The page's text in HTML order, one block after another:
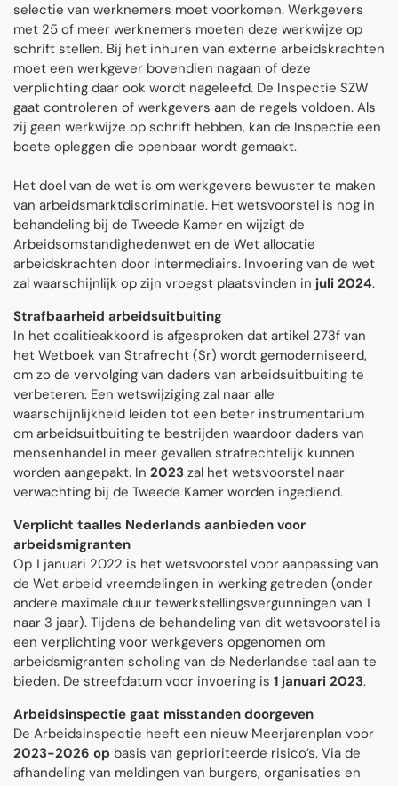
selectie van werknemers moet voorkomen. Werkgevers
met 25 of meer werknemers moeten deze werkwijze op
schrift stellen. Bij het inhuren van externe arbeidskrachten
moet een werkgever bovendien nagaan of deze
verplichting daar ook wordt nageleefd. De Inspectie SZW
gaat controleren of werkgevers aan de regels voldoen. Als
zij geen werkwijze op schrift hebben, kan de Inspectie een
boete opleggen die openbaar wordt gemaakt.
Het doel van de wet is om werkgevers bewuster te maken
van arbeidsmarktdiscriminatie. Het wetsvoorstel is nog in
behandeling bij de Tweede Kamer en wijzigt de
Arbeidsomstandighedenwet en de Wet allocatie
arbeidskrachten door intermediairs. Invoering van de wet
zal waarschijnlijk op zijn vroegst plaatsvinden in juli 2024.
Strafbaarheid arbeidsuitbuiting
In het coalitieakkoord is afgesproken dat artikel 273f van
het Wetboek van Strafrecht (Sr) wordt gemoderniseerd,
om zo de vervolging van daders van arbeidsuitbuiting te
verbeteren. Een wetswijziging zal naar alle
waarschijnlijkheid leiden tot een beter instrumentarium
om arbeidsuitbuiting te bestrijden waardoor daders van
mensenhandel in meer gevallen strafrechtelijk kunnen
worden aangepakt. In 2023 zal het wetsvoorstel naar
verwachting bij de Tweede Kamer worden ingediend.
Verplicht taalles Nederlands aanbieden voor
arbeidsmigranten
Op 1 januari 2022 is het wetsvoorstel voor aanpassing van
de Wet arbeid vreemdelingen in werking getreden (onder
andere maximale duur tewerkstellingsvergunningen van 1
naar 3 jaar). Tijdens de behandeling van dit wetsvoorstel is
een verplichting voor werkgevers opgenomen om
arbeidsmigranten scholing van de Nederlandse taal aan te
bieden. De streefdatum voor invoering is 1 januari 2023.
Arbeidsinspectie gaat misstanden doorgeven
De Arbeidsinspectie heeft een nieuw Meerjarenplan voor
2023-2026 op basis van geprioriteerde risico’s. Via de
afhandeling van meldingen van burgers, organisaties en